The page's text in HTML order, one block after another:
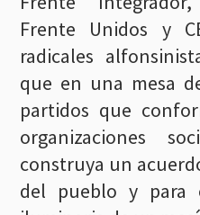
Frente Unidos y
radicales
que en una mesa
partidos que
organizaciones
construya un
del pueblo y